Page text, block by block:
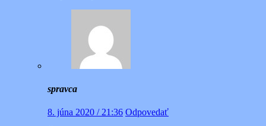
spravca
8. júna 2020 / 21:36 Odpovedať